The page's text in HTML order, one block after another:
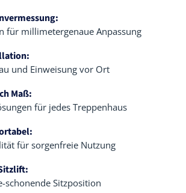
für millimetergenaue Anpassung
und Einweisung vor Ort
Maß:
für jedes Treppenhaus
für sorgenfreie Nutzung
schonende Sitzposition